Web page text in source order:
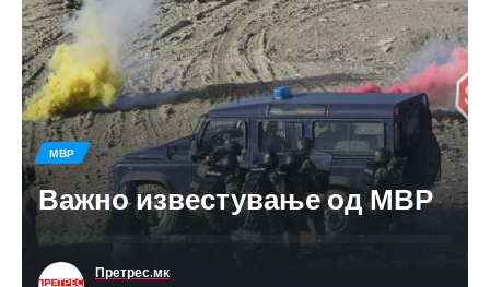
МВР
Важно известување од МВР
Претрес.мк